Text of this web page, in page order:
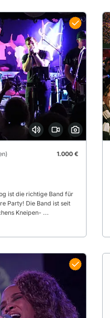
1.000 €
ist die richtige Band für
Party! Die Band ist seit
Kneipen- ...